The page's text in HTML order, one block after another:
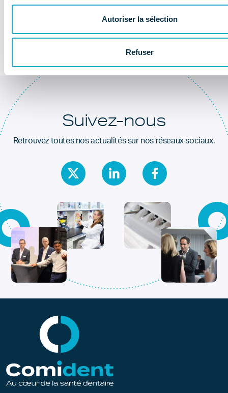
Autoriser la sélection
Refuser
Au coeur de la
santé dentaire
Suivez-nous
Retrouvez toutes nos actualités sur nos réseaux sociaux.